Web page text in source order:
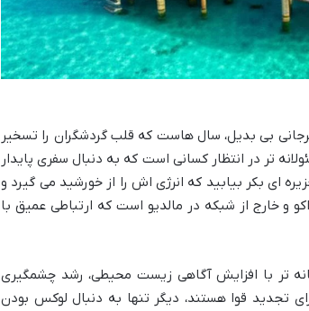
بی بدیل، سال هاست که قلب گردشگران را تسخیر
تر در انتظار کسانی است که به دنبال سفری پایدار
ای بکر بیابید که انرژی اش را از خورشید می گیرد و
و خارج از شبکه در مالدیو است که ارتباطی عمیق با
تر با افزایش آگاهی زیست محیطی، رشد چشمگیری
تجدید قوا هستند، دیگر تنها به دنبال لوکس بودن